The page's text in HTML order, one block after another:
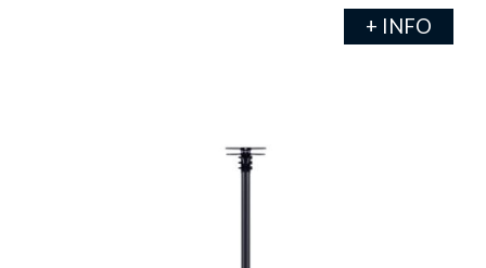
+ INFO